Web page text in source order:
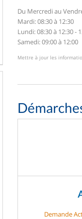
Du Mercredi au
Mardi: 08:30 à 12:30
Lundi: 08:30 à 12:30 -
Samedi: 09:00 à 12:00
Mettre à jour les
Demande